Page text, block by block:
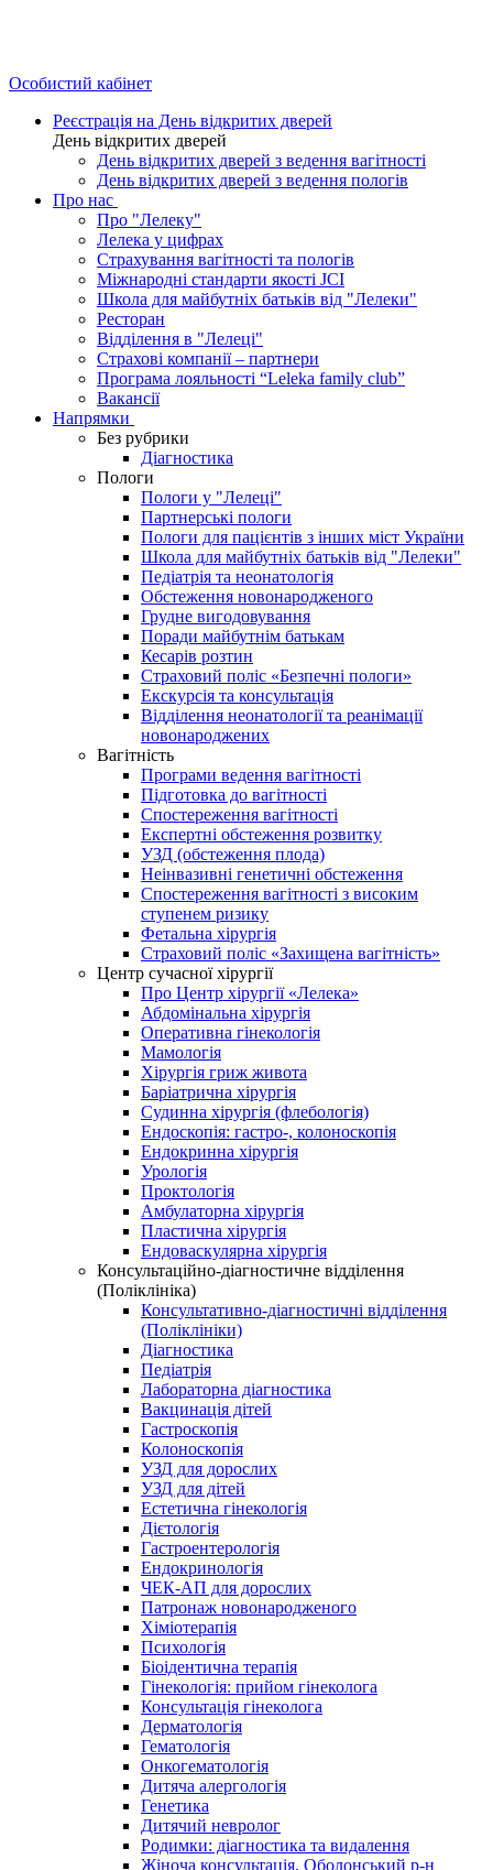
Особистий кабінет
Реєстрація на День відкритих дверей
День відкритих дверей
День відкритих дверей з ведення вагітності
День відкритих дверей з ведення пологів
Про нас
Про "Лелеку"
Лелека у цифрах
Страхування вагітності та пологів
Міжнародні стандарти якості JCI
Школа для майбутніх батьків від "Лелеки"
Ресторан
Відділення в "Лелеці"
Страхові компанії – партнери
Програма лояльності “Leleka family club”
Вакансії
Напрямки
Без рубрики
Діагностика
Пологи
Пологи у "Лелеці"
Партнерські пологи
Пологи для пацієнтів з інших міст України
Школа для майбутніх батьків від "Лелеки"
Педіатрія та неонатологія
Обстеження новонародженого
Грудне вигодовування
Поради майбутнім батькам
Кесарів розтин
Страховий поліс «Безпечні пологи»
Екскурсія та консультація
Відділення неонатології та реанімації
новонароджених
Вагітність
Програми ведення вагітності
Підготовка до вагітності
Спостереження вагітності
Експертні обстеження розвитку
УЗД (обстеження плода)
Неінвазивні генетичні обстеження
Спостереження вагітності з високим
ступенем ризику
Фетальна хірургія
Страховий поліс «Захищена вагітність»
Центр сучасної хірургії
Про Центр хірургії «Лелека»
Абдомінальна хірургія
Оперативна гінекологія
Мамологія
Хірургія гриж живота
Баріатрична хірургія
Судинна хірургія (флебологія)
Ендоскопія: гастро-, колоноскопія
Ендокринна хірургія
Урологія
Проктологія
Амбулаторна хірургія
Пластична хірургія
Ендоваскулярна хірургія
Консультаційно-діагностичне відділення
(Поліклініка)
Консультативно-діагностичні відділення
(Поліклініки)
Діагностика
Педіатрія
Лабораторна діагностика
Вакцинація дітей
Гастроскопія
Колоноскопія
УЗД для дорослих
УЗД для дітей
Естетична гінекологія
Дієтологія
Гастроентерологія
Ендокринологія
ЧЕК-АП для дорослих
Патронаж новонародженого
Хіміотерапія
Психологія
Біоідентична терапія
Гінекологія: прийом гінеколога
Консультація гінеколога
Дерматологія
Гематологія
Онкогематологія
Дитяча алергологія
Генетика
Дитячий невролог
Родимки: діагностика та видалення
Жіноча консультація, Оболонський р-н